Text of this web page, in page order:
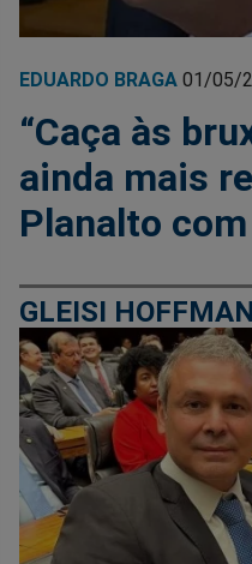
EDUARDO BRAGA 01/05/
“Caça às
ainda mais
Planalto
GLEISI